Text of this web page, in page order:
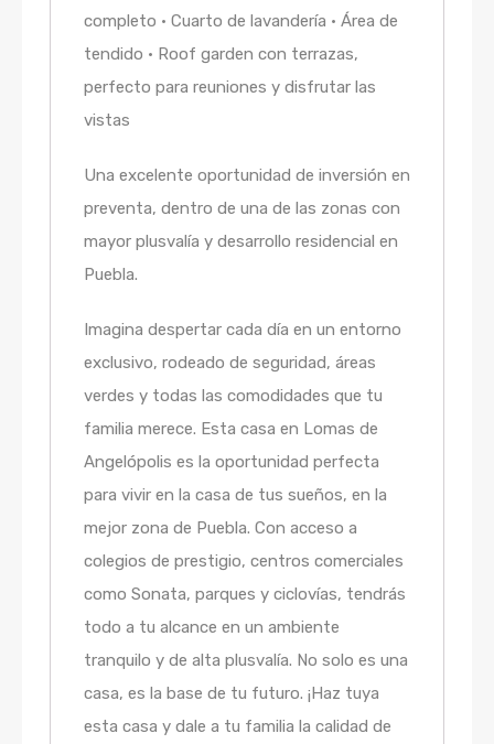
completo • Cuarto de lavandería • Área de
tendido • Roof garden con terrazas,
perfecto para reuniones y disfrutar las
vistas
Una excelente oportunidad de inversión en
preventa, dentro de una de las zonas con
mayor plusvalía y desarrollo residencial en
Puebla.
Imagina despertar cada día en un entorno
exclusivo, rodeado de seguridad, áreas
verdes y todas las comodidades que tu
familia merece. Esta casa en Lomas de
Angelópolis es la oportunidad perfecta
para vivir en la casa de tus sueños, en la
mejor zona de Puebla. Con acceso a
colegios de prestigio, centros comerciales
como Sonata, parques y ciclovías, tendrás
todo a tu alcance en un ambiente
tranquilo y de alta plusvalía. No solo es una
casa, es la base de tu futuro. ¡Haz tuya
esta casa y dale a tu familia la calidad de